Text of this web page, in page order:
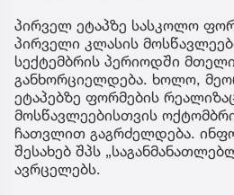
პირველ ეტაპზე სასკოლო
პირველი კლასის
სექტემბრის პერიოდში
განხორციელდება. ხოლო,
ეტაპებზე ფორმების
მოსწავლეებისთვის
ჩათვლით გაგრძელდება.
შესახებ შპს
ავრცელებს.